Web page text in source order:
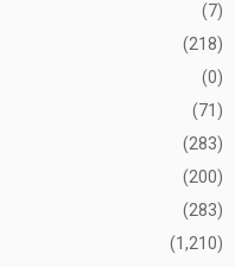
(7)
(218)
(0)
(71)
(283)
(200)
(283)
(1,210)